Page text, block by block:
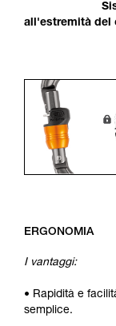
all'estremità del
ERGONOMIA
I vantaggi:
• Rapidità e
semplice.